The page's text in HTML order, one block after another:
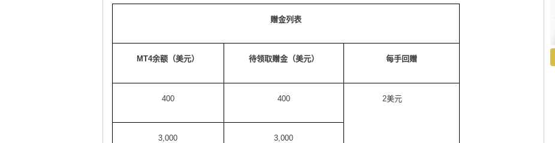
赠金列表
MT4余额（美元） 待领取赠金（美元） 每手回赠
400 400 2美元
3,000 3,000